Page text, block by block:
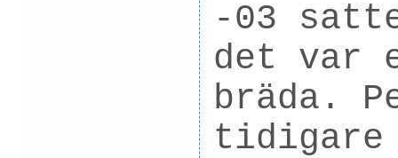
-03
det var
bräda.
tidigare